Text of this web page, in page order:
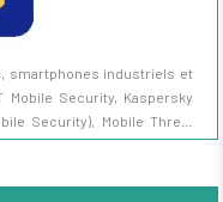
smartphones industriels et
Security, Kaspersky
Security), Mobile Threat
chiffrement de données,
Android Enterprise
certificats, contrôle d'accès